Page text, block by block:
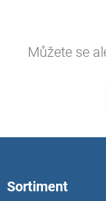
Můžete se
Sortiment